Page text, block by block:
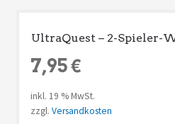
UltraQuest – 2-Spieler-
7,95€
inkl. 19 % MwSt.
zzgl. Versandkosten